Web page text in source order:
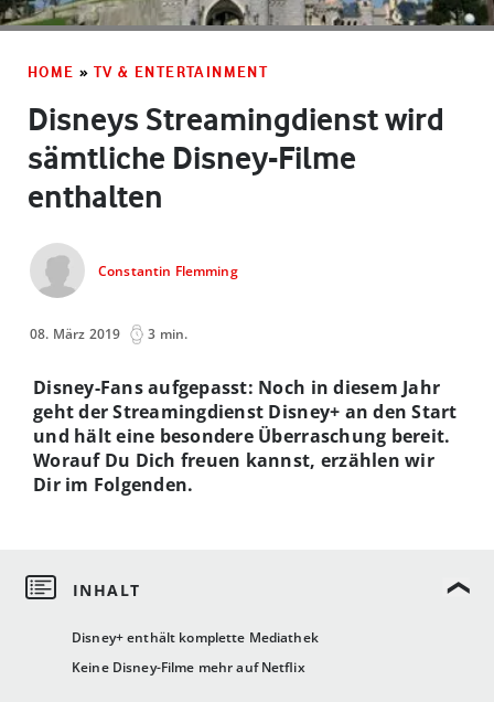
HOME » TV & ENTERTAINMENT
Disneys Streamingdienst wird
sämtliche Disney-Filme
enthalten
Constantin Flemming
08. März 2019 3 min.
Disney+ enthält komplette Mediathek
Keine Disney-Filme mehr auf Netflix
Disney-Fans aufgepasst: Noch in diesem Jahr
geht der Streamingdienst Disney+ an den Start
und hält eine besondere Überraschung bereit.
Worauf Du Dich freuen kannst, erzählen wir
Dir im Folgenden.